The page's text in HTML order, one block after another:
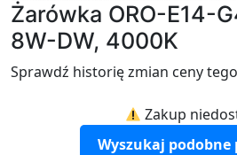
Żarówka ORO-E14-
8W-DW, 4000K
Sprawdź historię zmian ceny
Zakup
Wyszukaj